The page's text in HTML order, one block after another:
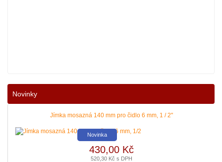
Nové podmínky dotací na nové solární systémy, tepelná čerpadla a
Novinky
Jímka mosazná 140 mm pro čidlo 6 mm, 1 / 2"
Novinka
430,00 Kč
520,30 Kč s DPH